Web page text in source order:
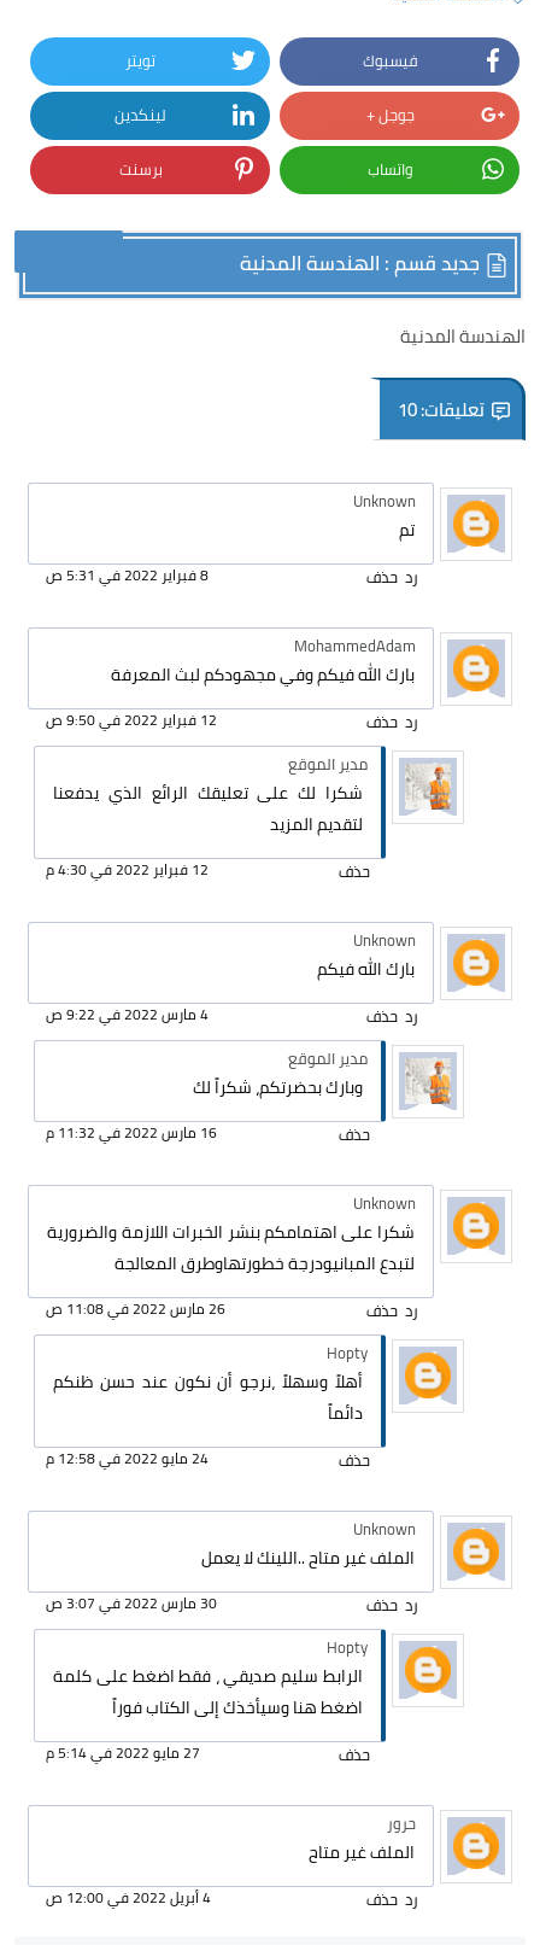
فيسبوك
تويتر
جوجل +
لينكدين
واتساب
برسنت
جديد قسم : الهندسة المدنية
الهندسة المدنية
تعليقات: 10
Unknown
8 فبراير 2022 في 5:31 ص
تم
رد حذف
MohammedAdam
12 فبراير 2022 في 9:50 ص
بارك الله فيكم وفي مجهودكم لبث المعرفة
رد حذف
مدير الموقع
12 فبراير 2022 في 4:30 م
شكرا لك على تعليقك الرائع الذي يدفعنا
لتقديم المزيد
حذف
Unknown
4 مارس 2022 في 9:22 ص
بارك الله فيكم
رد حذف
مدير الموقع
16 مارس 2022 في 11:32 م
وبارك بحضرتكم، شكراً لك
حذف
Unknown
26 مارس 2022 في 11:08 ص
شكرا على اهتمامكم بنشر الخبرات اللازمة والضرورية
لتبدع المبانيودرجة خطورتهاوطرق المعالجة
رد حذف
Hopty
24 مايو 2022 في 12:58 م
أهلاً وسهلاً ،نرجو أن نكون عند حسن ظنكم
دائماً
حذف
Unknown
30 مارس 2022 في 3:07 ص
الملف غير متاح ..اللينك لا يعمل
رد حذف
Hopty
27 مايو 2022 في 5:14 م
الرابط سليم صديقي ، فقط اضغط على كلمة
اضغط هنا وسيأخذك إلى الكتاب فوراً
حذف
حرور
4 أبريل 2022 في 12:00 ص
الملف غير متاح
رد حذف